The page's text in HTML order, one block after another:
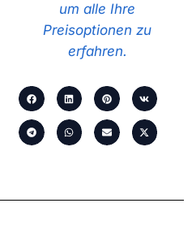
um alle Ihre
Preisoptionen zu
erfahren.